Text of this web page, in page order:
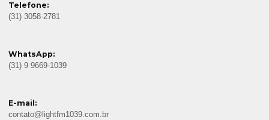
Telefone:
(31) 3058-2781
WhatsApp:
(31) 9 9669-1039
E-mail:
contato@lightfm1039.com.br